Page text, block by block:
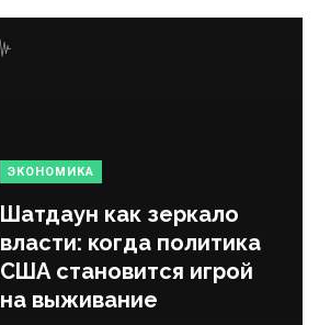
ЭКОНОМИКА
Шатдаун как зеркало
власти: когда политика
США становится игрой
на выживание